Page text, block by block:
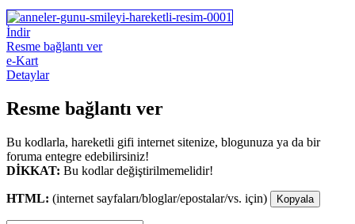
İndir
Resme bağlantı ver
e-Kart
Detaylar
Resme bağlantı ver
Bu kodlarla, hareketli gifi internet sitenize, blogunuza ya da bir
foruma entegre edebilirsiniz!
DİKKAT: Bu kodlar değiştirilmemelidir!
HTML: (internet sayfaları/bloglar/epostalar/vs. için) Kopyala